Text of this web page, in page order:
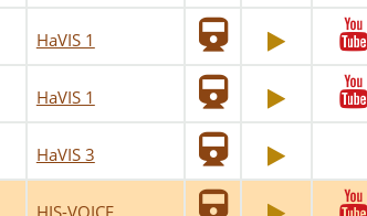
HaVIS 1
HaVIS 1
HaVIS 3